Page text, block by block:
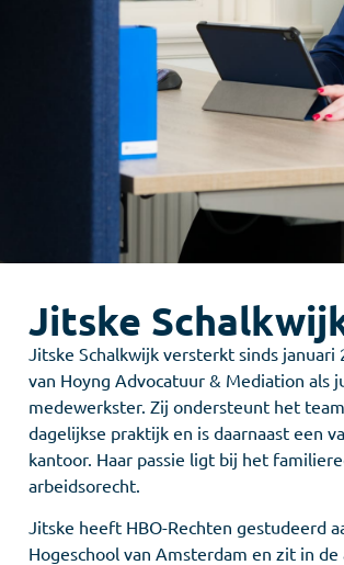
Jitske
Jitske Schalkwijk versterkt sinds januari
van Hoyng Advocatuur & Mediation als
medewerkster. Zij ondersteunt het
dagelijkse praktijk en is daarnaast een
kantoor. Haar passie ligt bij het
arbeidsorecht.
Jitske heeft HBO-Rechten gestudeerd
Hogeschool van Amsterdam en zit in